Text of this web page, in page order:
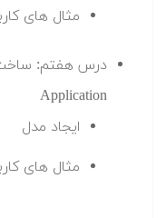
مثال های
درس هفتم: ساخت
Application
ایجاد مدل
مثال های